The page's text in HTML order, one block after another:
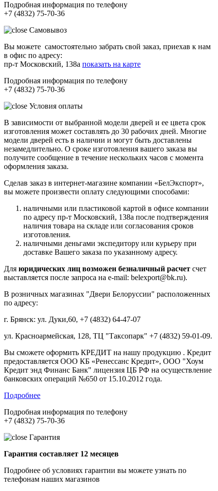
Подробная информация по телефону
+7 (4832) 75-70-36
Самовывоз
Вы можете самостоятельно забрать свой заказ, приехав к нам
в офис по адресу:
пр-т Московский, 138а показать на карте
Подробная информация по телефону
+7 (4832) 75-70-36
Условия оплаты
В зависимости от выбранной модели дверей и ее цвета срок
изготовления может составлять до 30 рабочих дней. Многие
модели дверей есть в наличии и могут быть доставлены
незамедлительно. О сроке изготовления вашего заказа вы
получите сообщение в течение нескольких часов с момента
оформления заказа.
Сделав заказ в интернет-магазине компании «БелЭкспорт»,
вы можете произвести оплату следующими способами:
наличными или пластиковой картой в офисе компании
по адресу пр-т Московский, 138а после подтверждения
наличия товара на складе или согласования сроков
изготовления.
наличными деньгами экспедитору или курьеру при
доставке Вашего заказа по указанному адресу.
Для юридических лиц возможен безналичный расчет счет
выставляется после запроса на e-mail: belexport@bk.ru).
В розничных магазинах "Двери Белоруссии" расположенных
по адресу:
г. Брянск: ул. Дуки,60, +7 (4832) 64-47-07
ул. Красноармейская, 128, ТЦ "Таксопарк" +7 (4832) 59-01-09.
Вы сможете оформить КРЕДИТ на нашу продукцию . Кредит
предоставляется ООО КБ «Ренессанс Кредит», ООО "Хоум
Кредит энд Финанс Банк" лицензия ЦБ РФ на осуществление
банковских операций №650 от 15.10.2012 года.
Подробнее
Подробная информация по телефону
+7 (4832) 75-70-36
Гарантия
Гарантия составляет 12 месяцев
Подробнее об условиях гарантии вы можете узнать по
телефонам наших магазинов